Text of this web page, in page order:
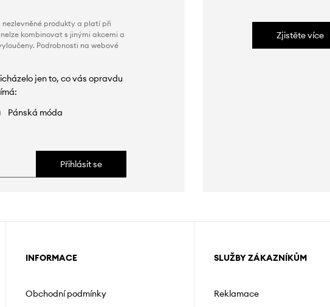
produkty a platí při
kombinovat s jinými akcemi a
Podrobnosti na webové
jen to, co vás opravdu
Pánská móda
Přihlásit se
Zjistěte více
INFORMACE
Obchodní podmínky
SLUŽBY ZÁKAZNÍKŮM
Reklamace